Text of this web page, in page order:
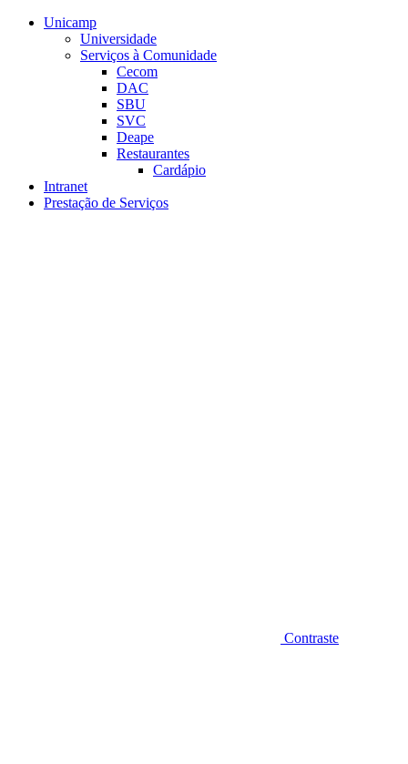
Conteúdo principal
Unicamp
Universidade
Serviços à Comunidade
Cecom
DAC
SBU
SVC
Deape
Restaurantes
Cardápio
Intranet
Prestação de Serviços
Contraste